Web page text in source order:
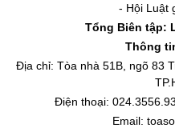
- Hội Luật
Tổng Biên tập:
Thông
Địa chỉ: Tòa nhà 51B, ngõ 83
Điện thoại:
Email: